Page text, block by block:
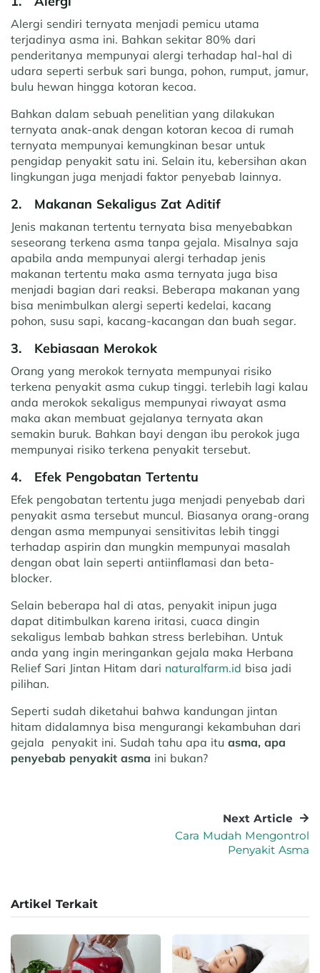
Alergi sendiri ternyata menjadi pemicu utama
terjadinya asma ini. Bahkan sekitar 80% dari
penderitanya mempunyai alergi terhadap hal-hal di
udara seperti serbuk sari bunga, pohon, rumput, jamur,
bulu hewan hingga kotoran kecoa.
Bahkan dalam sebuah penelitian yang dilakukan
ternyata anak-anak dengan kotoran kecoa di rumah
ternyata mempunyai kemungkinan besar untuk
pengidap penyakit satu ini. Selain itu, kebersihan akan
lingkungan juga menjadi faktor penyebab lainnya.
2. Makanan Sekaligus Zat Aditif
Jenis makanan tertentu ternyata bisa menyebabkan
seseorang terkena asma tanpa gejala. Misalnya saja
apabila anda mempunyai alergi terhadap jenis
makanan tertentu maka asma ternyata juga bisa
menjadi bagian dari reaksi. Beberapa makanan yang
bisa menimbulkan alergi seperti kedelai, kacang
pohon, susu sapi, kacang-kacangan dan buah segar.
3. Kebiasaan Merokok
Orang yang merokok ternyata mempunyai risiko
terkena penyakit asma cukup tinggi. terlebih lagi kalau
anda merokok sekaligus mempunyai riwayat asma
maka akan membuat gejalanya ternyata akan
semakin buruk. Bahkan bayi dengan ibu perokok juga
mempunyai risiko terkena penyakit tersebut.
4. Efek Pengobatan Tertentu
Efek pengobatan tertentu juga menjadi penyebab dari
penyakit asma tersebut muncul. Biasanya orang-orang
dengan asma mempunyai sensitivitas lebih tinggi
terhadap aspirin dan mungkin mempunyai masalah
dengan obat lain seperti antiinflamasi dan beta-
blocker.
Selain beberapa hal di atas, penyakit inipun juga
dapat ditimbulkan karena iritasi, cuaca dingin
sekaligus lembab bahkan stress berlebihan. Untuk
anda yang ingin meringankan gejala maka Herbana
Relief Sari Jintan Hitam dari naturalfarm.id bisa jadi
pilihan.
Seperti sudah diketahui bahwa kandungan jintan
hitam didalamnya bisa mengurangi kekambuhan dari
gejala penyakit ini. Sudah tahu apa itu asma, apa
penyebab penyakit asma ini bukan?
Next Article
Cara Mudah Mengontrol
Penyakit Asma
Artikel Terkait